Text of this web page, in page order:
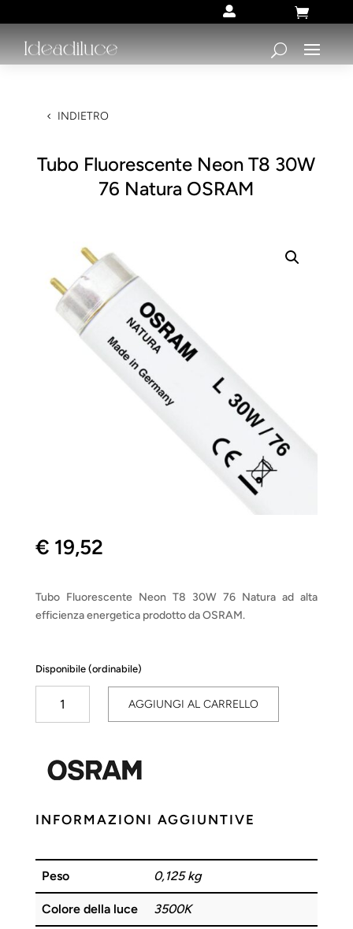
 
INDIETRO
Tubo Fluorescente Neon T8 30W
76 Natura OSRAM
€ 19,52
Tubo Fluorescente Neon T8 30W 76 Natura ad alta
efficienza energetica prodotto da OSRAM.
Disponibile (ordinabile)
Fluorescente
30W
OSRAM
AGGIUNGI AL CARRELLO
INFORMAZIONI AGGIUNTIVE
Peso 0,125 kg
Colore della luce 3500K